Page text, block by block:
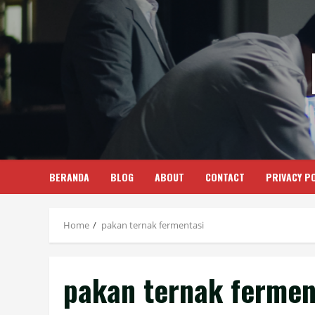
Skip
content
BERANDA BLOG ABOUT CONTACT PRIVACY
Home pakan ternak fermentasi
pakan ternak